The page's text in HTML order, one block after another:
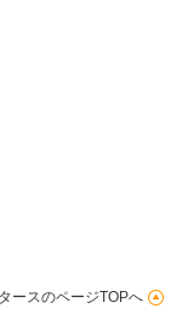
ースのページTOPへ